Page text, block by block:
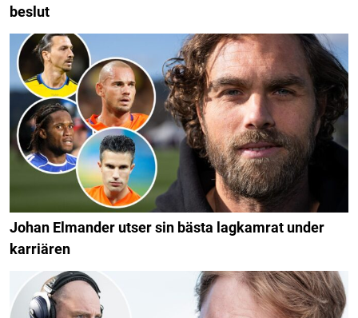
beslut
Johan Elmander utser sin bästa lagkamrat under
karriären